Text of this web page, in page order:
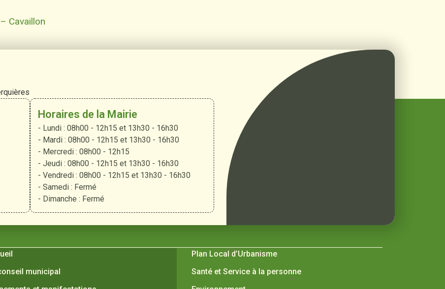
Cavaillon
Horaires de la Mairie
- Lundi : 08h00 - 12h15 et 13h30 - 16h30
- Mardi : 08h00 - 12h15 et 13h30 - 16h30
- Mercredi : 08h00 - 12h15
- Jeudi : 08h00 - 12h15 et 13h30 - 16h30
- Vendredi : 08h00 - 12h15 et 13h30 - 16h30
- Samedi : Fermé
- Dimanche : Fermé
municipal
Plan Local d’Urbanisme
Santé et Service à la personne